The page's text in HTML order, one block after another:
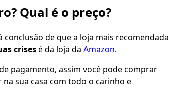
Qual é o preço?
de que a loja mais recomendada
crisesé da loja da Amazon.
pagamento, assim você pode comprar
sua casa com todo o carinho e